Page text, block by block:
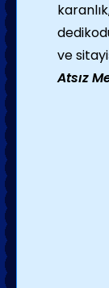
ve
Atsız